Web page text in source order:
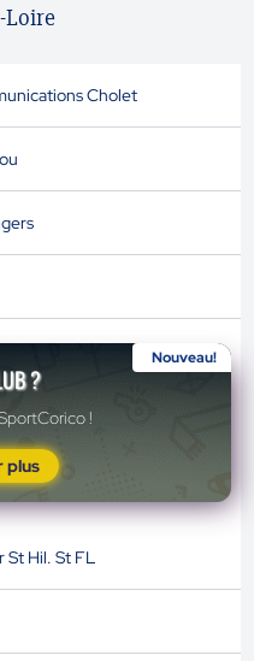
Loire
Cholet
Nouveau!
?
!
plus
St Hil. St FL